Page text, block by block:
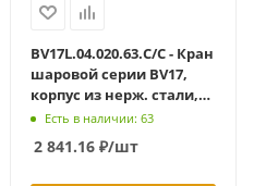
BV17L.04.020.63.С/С - Кран
шаровой серии BV17,
корпус из нерж. стали,
полнопроходный DN20
PN63, сварка/сварка
удлиненные патрубки L
Есть в наличии: 63
2 841.16₽/шт